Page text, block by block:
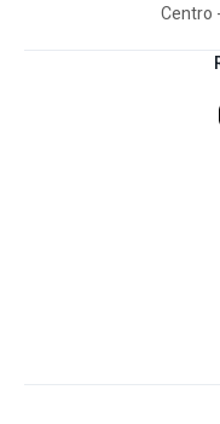
Centro